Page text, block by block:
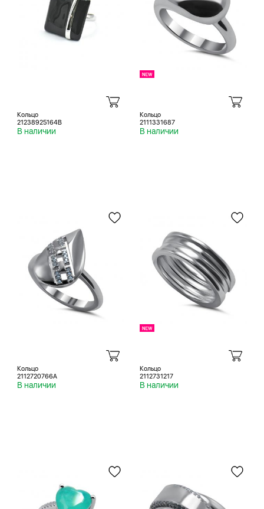
Кольцо
21238925164B
В наличии
Кольцо
2111331687
В наличии
Кольцо
2112720766A
В наличии
Кольцо
2112731217
В наличии